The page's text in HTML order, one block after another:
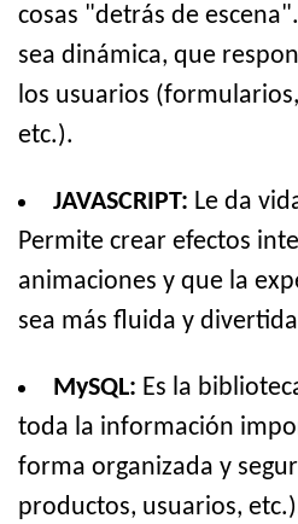
cosas "detrás de
sea dinámica, que
los usuarios
etc.).
JAVASCRIPT: Le da
Permite crear efectos
animaciones y que la
sea más fluida y
MySQL: Es la
toda la información
forma organizada y
productos, usuarios,